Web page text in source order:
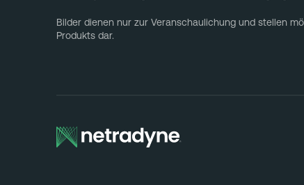
Bilder dienen nur zur Veranschaulichung und stellen
Produkts dar.